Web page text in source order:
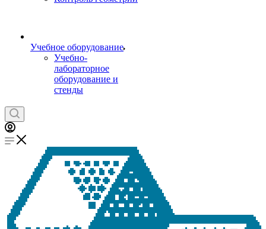
Учебное оборудование
Учебно-
лабораторное
оборудование и
стенды